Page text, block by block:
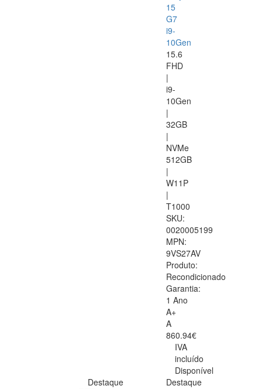
15
G7
i9-
10Gen
15.6
FHD
|
i9-
10Gen
|
32GB
|
NVMe
512GB
|
W11P
|
T1000
SKU:
0020005199
MPN:
9VS27AV
Produto:
Recondicionado
Garantia:
1 Ano
A+
A
860.94€
IVA
incluído
Disponível
Destaque
Destaque